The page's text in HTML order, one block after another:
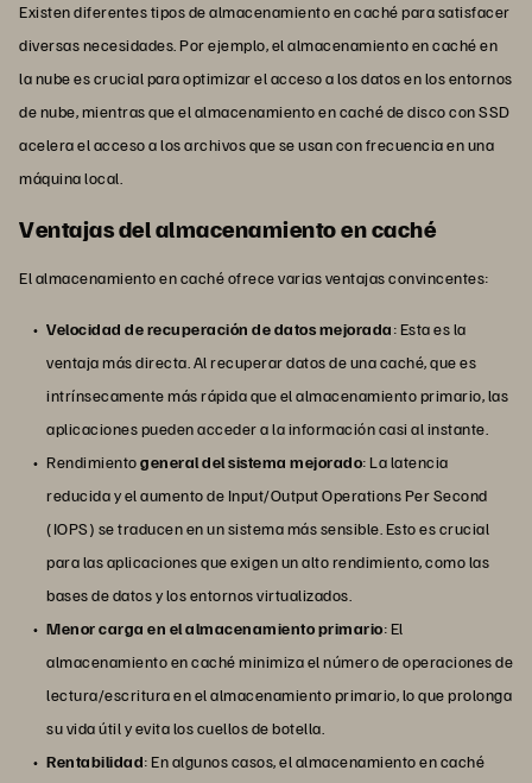
Existen diferentes tipos de almacenamiento en caché para satisfacer
diversas necesidades. Por ejemplo, el almacenamiento en caché en
la nube es crucial para optimizar el acceso a los datos en los entornos
de nube, mientras que el almacenamiento en caché de disco con SSD
acelera el acceso a los archivos que se usan con frecuencia en una
máquina local.
Ventajas del almacenamiento en caché
El almacenamiento en caché ofrece varias ventajas convincentes:
Velocidad de recuperación de datos mejorada: Esta es la
ventaja más directa. Al recuperar datos de una caché, que es
intrínsecamente más rápida que el almacenamiento primario, las
aplicaciones pueden acceder a la información casi al instante.
Rendimientogeneral del sistema mejorado: La latencia
reducida y el aumento de Input/Output Operations Per Second
(IOPS) se traducen en un sistema más sensible. Esto es crucial
para las aplicaciones que exigen un alto rendimiento, como las
bases de datos y los entornos virtualizados.
Menor carga en el almacenamiento primario: El
almacenamiento en caché minimiza el número de operaciones de
lectura/escritura en el almacenamiento primario, lo que prolonga
su vida útil y evita los cuellos de botella.
Rentabilidad: En algunos casos, el almacenamiento en caché